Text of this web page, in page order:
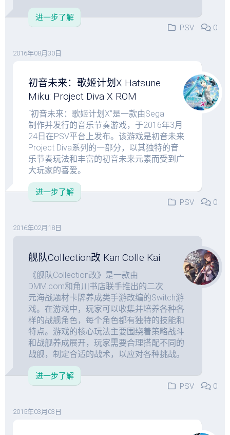
进一步了解
PSV
0
2016年08月30日
初音未来：歌姬计划X Hatsune
Miku: Project Diva X ROM
“初音未来：歌姬计划X”是一款由Sega
制作并发行的音乐节奏游戏，于2016年3月
24日在PSV平台上发布。该游戏是初音未来
Project Diva系列的一部分，以其独特的音
乐节奏玩法和丰富的初音未来元素而受到广
大玩家的喜爱。
进一步了解
PSV
0
2016年02月18日
舰队Collection改 Kan Colle Kai
《舰队Collection改》是一款由
DMM.com和角川书店联手推出的二次
元海战题材卡牌养成类手游改编的Switch游
戏。在游戏中，玩家可以收集并培养各种各
样的战舰角色，每个角色都有独特的技能和
特点。游戏的核心玩法主要围绕着策略战斗
和战舰养成展开，玩家需要合理搭配不同的
战舰，制定合适的战术，以应对各种挑战。
进一步了解
PSV
0
2015年03月03日